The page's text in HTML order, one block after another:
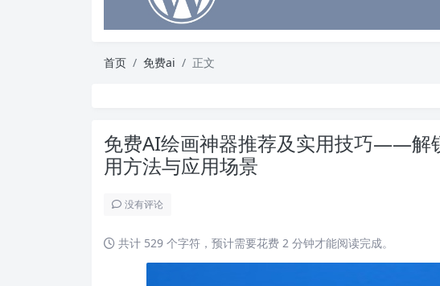
首页 免费ai 正文
免费AI绘画神器推荐及实用技巧——解
用方法与应用场景
没有评论
共计 529 个字符，预计需要花费 2 分钟才能阅读完成。